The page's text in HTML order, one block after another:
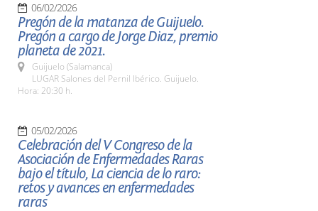
06/02/2026
Pregón de la matanza de Guijuelo.
Pregón a cargo de Jorge Diaz, premio
planeta de 2021.
Guijuelo (Salamanca)
LUGAR Salones del Pernil Ibérico. Guijuelo.
Hora: 20:30 h.
05/02/2026
Celebración del V Congreso de la
Asociación de Enfermedades Raras
bajo el título, La ciencia de lo raro:
retos y avances en enfermedades
raras